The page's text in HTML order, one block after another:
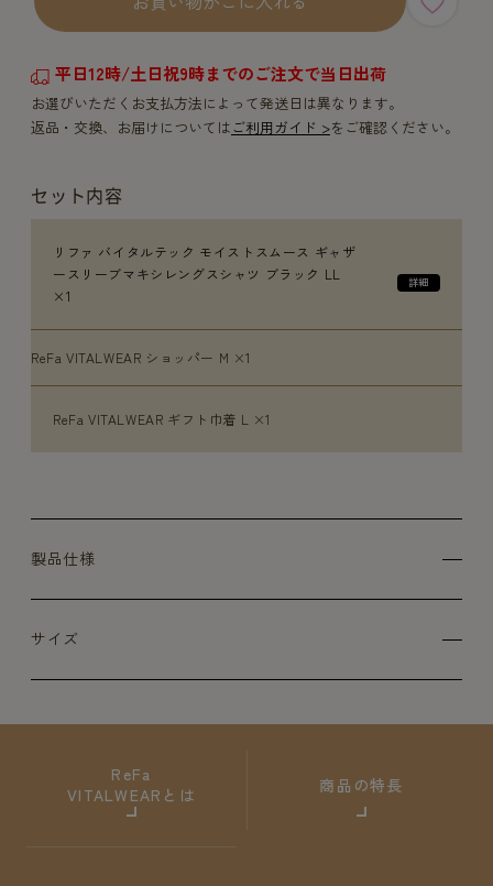
平日12時/土日祝9時までのご注文で当日出荷
お選びいただくお支払方法によって発送日は異なります。
返品・交換、お届けについてはご利用ガイド >をご確認ください。
セット内容
リファ バイタルテック モイストスムース ギャザ
ースリーブマキシレングスシャツ ブラック LL
×1
ReFa VITALWEAR ショッパー M ×1
ReFa VITALWEAR ギフト巾着 L ×1
製品仕様
サイズ
ReFa
VITALWEARとは
商品の特長